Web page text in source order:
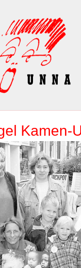
Kamen-